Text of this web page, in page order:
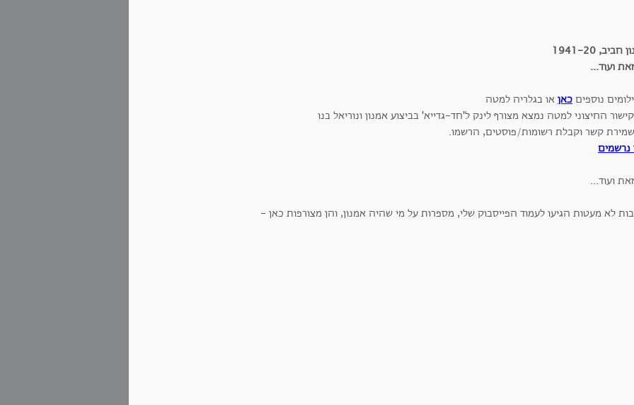
1941-20
נוספים כאן או בגלריה למטה
החיצוני למטה נמצא מצורף לינק ל'חד-גדייא' בביצוע אמנון ונוריאל בנו
קשר וקבלת רשומות/פוסטים, הרשמו.
נרשמים
לא מעטות הגיעו לעמוד הפייסבוק שלי, מספרות על מי שהיה אמנון, והן מצורפות כאן -